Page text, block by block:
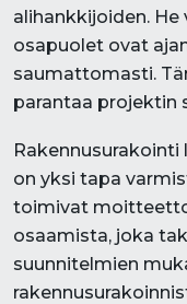
alihankkijoiden.
osapuolet ovat
saumattomasti.
parantaa projektin
on yksi tapa
toimivat
osaamista, joka
suunnitelmien